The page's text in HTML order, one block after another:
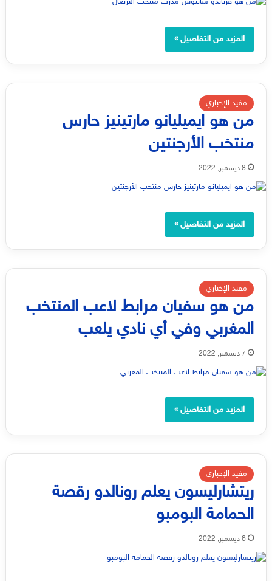
المزيد من التفاصيل »
مفيد الإخباري
من هو ايميليانو مارتينيز حارس
منتخب الأرجنتين
8 ديسمبر, 2022
المزيد من التفاصيل »
مفيد الإخباري
من هو سفيان مرابط لاعب المنتخب
المغربي وفي أي نادي يلعب
7 ديسمبر, 2022
المزيد من التفاصيل »
مفيد الإخباري
ريتشارليسون يعلم رونالدو رقصة
الحمامة البومبو
6 ديسمبر, 2022